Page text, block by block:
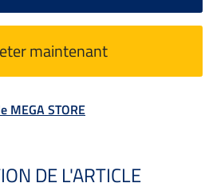
maintenant
MEGA STORE
DE L'ARTICLE